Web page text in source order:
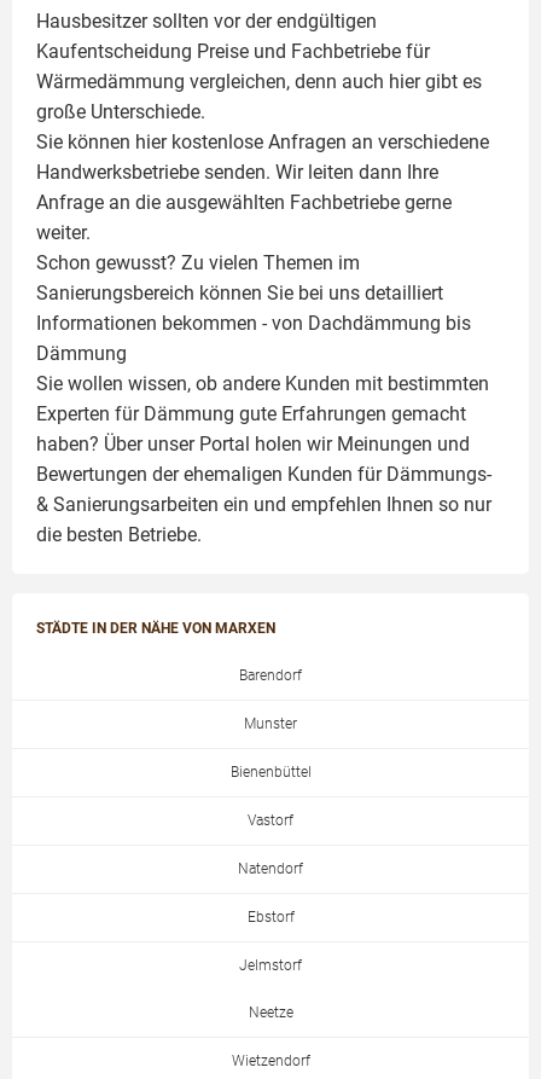
Hausbesitzer sollten vor der endgültigen
Kaufentscheidung Preise und Fachbetriebe für
Wärmedämmung vergleichen, denn auch hier gibt es
große Unterschiede.
Sie können hier kostenlose Anfragen an verschiedene
Handwerksbetriebe senden. Wir leiten dann Ihre
Anfrage an die ausgewählten Fachbetriebe gerne
weiter.
Schon gewusst? Zu vielen Themen im
Sanierungsbereich können Sie bei uns detailliert
Informationen bekommen - von Dachdämmung bis
Dämmung
Sie wollen wissen, ob andere Kunden mit bestimmten
Experten für Dämmung gute Erfahrungen gemacht
haben? Über unser Portal holen wir Meinungen und
Bewertungen der ehemaligen Kunden für Dämmungs-
& Sanierungsarbeiten ein und empfehlen Ihnen so nur
die besten Betriebe.
STÄDTE IN DER NÄHE VON MARXEN
Barendorf
Munster
Bienenbüttel
Vastorf
Natendorf
Ebstorf
Jelmstorf
Neetze
Wietzendorf